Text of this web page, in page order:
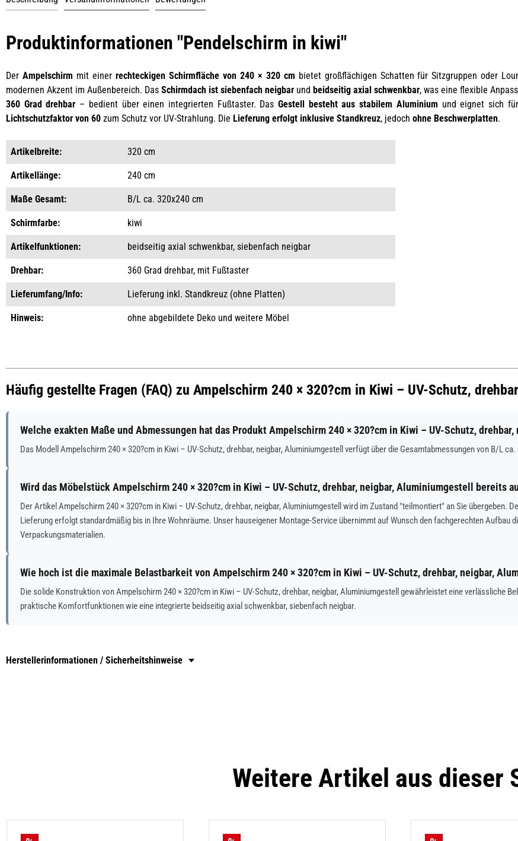
Produktinformationen "Pendelschirm in kiwi"
Der Ampelschirm mit einer rechteckigen Schirmfläche von 240 × 320 cm bietet großflächigen Schatten für Sitzgruppen oder
modernen Akzent im Außenbereich. Das Schirmdach ist siebenfach neigbar und beidseitig axial schwenkbar, was eine flexible
360 Grad drehbar – bedient über einen integrierten Fußtaster. DasGestell besteht aus stabilem Aluminium und eignet sich
Lichtschutzfaktor von 60 zum Schutz vor UV-Strahlung. Die Lieferung erfolgt inklusive Standkreuz, jedoch ohne Beschwerplatten.
Artikelbreite: 320 cm
Artikellänge: 240 cm
Maße Gesamt: B/L ca. 320x240 cm
Schirmfarbe: kiwi
Artikelfunktionen: beidseitig axial schwenkbar, siebenfach neigbar
Drehbar: 360 Grad drehbar, mit Fußtaster
Lieferumfang/Info: Lieferung inkl. Standkreuz (ohne Platten)
Hinweis: ohne abgebildete Deko und weitere Möbel
Häufig gestellte Fragen (FAQ) zu Ampelschirm 240 × 320?cm in Kiwi – UV-Schutz,
Welche exakten Maße und Abmessungen hat das Produkt Ampelschirm 240 × 320?cm in Kiwi – UV-Schutz,
Das Modell Ampelschirm 240 × 320?cm in Kiwi – UV-Schutz, drehbar, neigbar, Aluminiumgestell verfügt über die Gesamtabmessungen von B/L ca.
Wird das Möbelstück Ampelschirm 240 × 320?cm in Kiwi – UV-Schutz, drehbar, neigbar, Aluminiumgestell bereits
Der Artikel Ampelschirm 240 × 320?cm in Kiwi – UV-Schutz, drehbar, neigbar, Aluminiumgestell wird im Zustand "teilmontiert" an Sie
Lieferung erfolgt standardmäßig bis in Ihre Wohnräume. Unser hauseigener Montage-Service übernimmt auf Wunsch den fachgerechten Aufbau
Verpackungsmaterialien.
Wie hoch ist die maximale Belastbarkeit von Ampelschirm 240 × 320?cm in Kiwi – UV-Schutz, drehbar, neigbar,
Die solide Konstruktion von Ampelschirm 240 × 320?cm in Kiwi – UV-Schutz, drehbar, neigbar, Aluminiumgestell gewährleistet eine verlässliche
praktische Komfortfunktionen wie eine integrierte beidseitig axial schwenkbar, siebenfach neigbar.
Herstellerinformationen / Sicherheitshinweise
Weitere Artikel aus dieser